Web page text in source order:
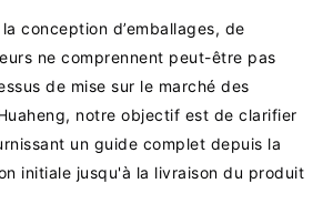
conception d’emballages, de
ne comprennent peut-être pas
de mise sur le marché des
notre objectif est de clarifier
un guide complet depuis la
initiale jusqu'à la livraison du produit